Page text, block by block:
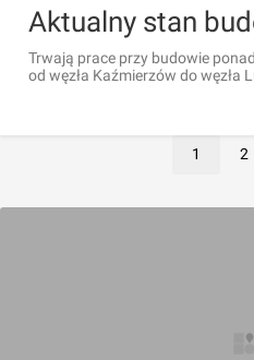
Trwają prace przy budowie
od węzła Kaźmierzów do węzła
1 2